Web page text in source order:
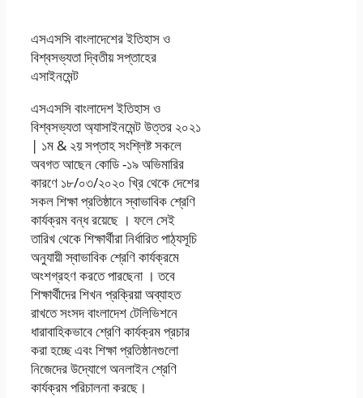
এসএসসি বাংলাদেশের ইতিহাস ও
বিশ্বসভ্যতা দ্বিতীয় সপ্তাহের
এসাইনমেন্ট
এসএসসি বাংলাদেশ ইতিহাস ও
বিশ্বসভ্যতা অ্যাসাইনমেন্ট উত্তর ২০২১
| ১ম & ২য় সপ্তাহ সংশ্লিষ্ট সকলে
অবগত আছেন কোডি -১৯ অভিমারির
কারণে ১৮/০৩/২০২০ খ্রি থেকে দেশের
সকল শিক্ষা প্রতিষ্ঠানে স্বাভাবিক শ্রেণি
কার্যক্রম বন্ধ রয়েছে । ফলে সেই
তারিখ থেকে শিক্ষার্থীরা নির্ধারিত পাঠ্যসূচি
অনুযায়ী স্বাভাবিক শ্রেণি কার্যক্রমে
অংশগ্রহণ করতে পারছেনা । তবে
শিক্ষার্থীদের শিখন প্রক্রিয়া অব্যাহত
রাখতে সংসদ বাংলাদেশ টেলিভিশনে
ধারাবাহিকভাবে শ্রেণি কার্যক্রম প্রচার
করা হচ্ছে এবং শিক্ষা প্রতিষ্ঠানগুলাে
নিজেদের উদ্যোগে অনলাইন শ্রেণি
কার্যক্রম পরিচালনা করছে।